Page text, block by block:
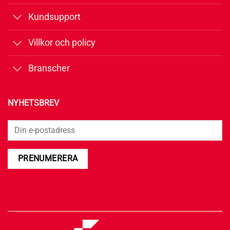
Kundsupport
Villkor och policy
Branscher
NYHETSBREV